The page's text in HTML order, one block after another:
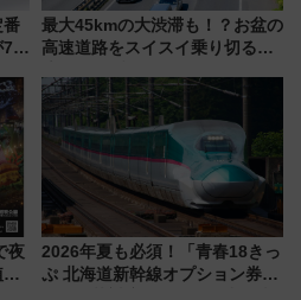
番
月
最大45kmの大渋滞も！？お盆の
高速道路をスイスイ乗り切る快
夜
2026年夏も必須！「青春18きっ
ぷ 北海道新幹線オプション券」